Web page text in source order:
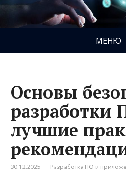
МЕНЮ
Основы
разработки
лучшие
30.12.2025 Разработка ПО и